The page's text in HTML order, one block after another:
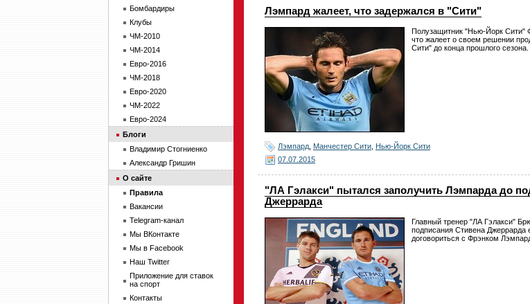
Лэмпард жалеет, что задержался в "Сити"
Полузащитник "Нью-Йорк Сити"
что жалеет о своем решении
Сити" до конца прошлого сезона.
Лэмпард Манчестер Сити Нью-Йорк Сити
07.07.2015
"ЛА Гэлакси" пытался заполучить Лэмпарда до
Джеррарда
Главный тренер "ЛА Гэлакси"
подписания Стивена Джеррарда
договориться с Фрэнком
Бомбардиры
Клубы
ЧМ-2010
ЧМ-2014
Евро-2016
ЧМ-2018
Евро-2020
ЧМ-2022
Евро-2024
Блоги
Владимир Стогниенко
Александр Гришин
О сайте
Правила
Вакансии
Telegram-канал
Мы ВКонтакте
Мы в Facebook
Наш Twitter
Приложение для ставок
на спорт
Контакты